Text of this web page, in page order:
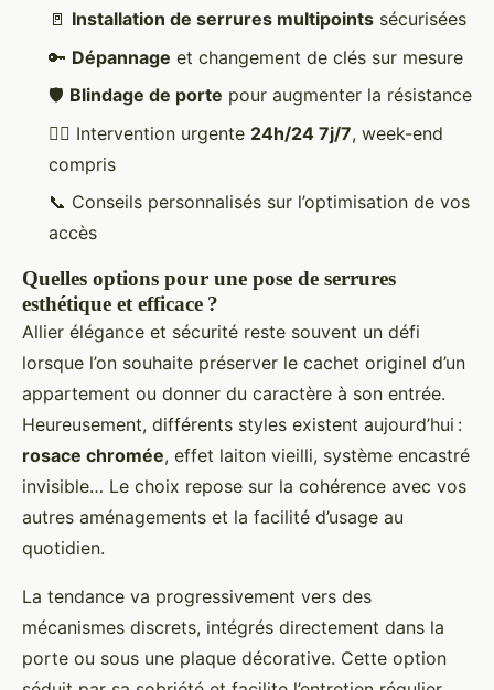
🚪 Installation de serrures multipoints sécurisées
🔑 Dépannage et changement de clés sur mesure
🛡️ Blindage de porte pour augmenter la résistance
🏃‍♂️ Intervention urgente 24h/24 7j/7, week-end
compris
📞 Conseils personnalisés sur l’optimisation de vos
accès
Quelles options pour une pose de serrures
esthétique et efficace ?
Allier élégance et sécurité reste souvent un défi
lorsque l’on souhaite préserver le cachet originel d’un
appartement ou donner du caractère à son entrée.
Heureusement, différents styles existent aujourd’hui :
rosace chromée, effet laiton vieilli, système encastré
invisible… Le choix repose sur la cohérence avec vos
autres aménagements et la facilité d’usage au
quotidien.
La tendance va progressivement vers des
mécanismes discrets, intégrés directement dans la
porte ou sous une plaque décorative. Cette option